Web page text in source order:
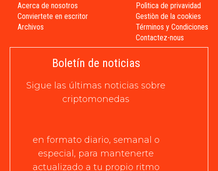
Acerca de nosotros
Conviertete en escritor
Archivos
Polìtica de privavidad
Gestiòn de la cookies
Términos y Condiciones
Contactez-nous
Boletín de noticias
Sigue las últimas noticias sobre
criptomonedas
en formato diario, semanal o
especial, para mantenerte
actualizado a tu propio ritmo